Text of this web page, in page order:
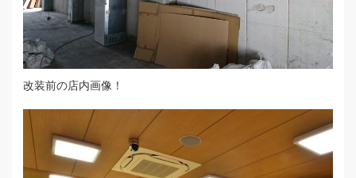
改装前の店内画像！